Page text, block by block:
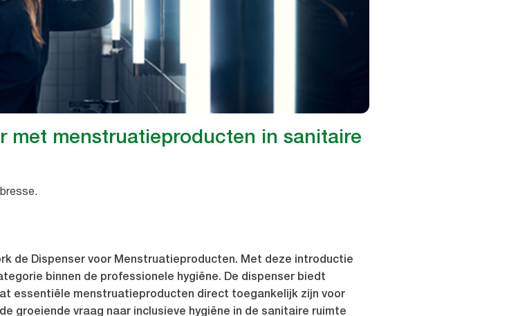
met menstruatieproducten in sanitaire
de Dispenser voor Menstruatieproducten. Met deze introductie
binnen de professionele hygiëne. De dispenser biedt
essentiële menstruatieproducten direct toegankelijk zijn voor
groeiende vraag naar inclusieve hygiëne in de sanitaire ruimte